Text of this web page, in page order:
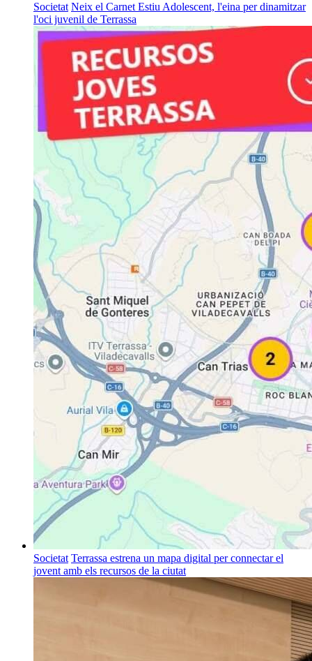
Societat Neix el Carnet Estiu Adolescent, l'eina per dinamitzar
l'oci juvenil de Terrassa
Societat Terrassa estrena un mapa digital per connectar el
jovent amb els recursos de la ciutat